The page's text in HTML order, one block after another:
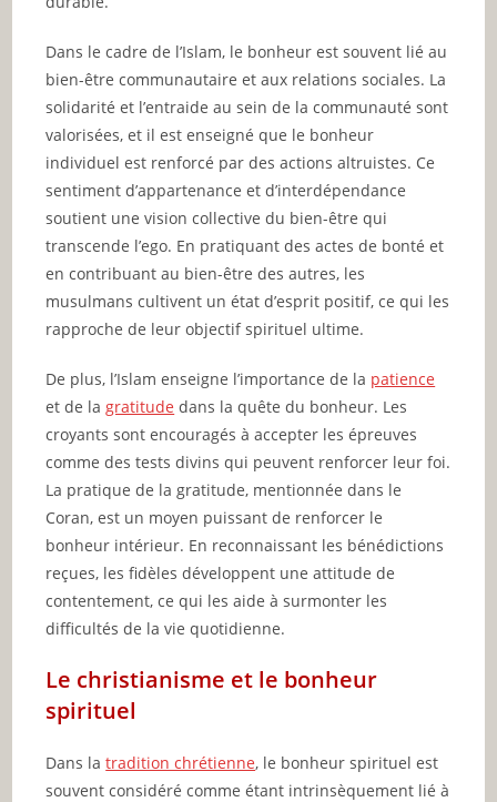
Dans le cadre de l’Islam, le bonheur est souvent lié au
bien-être communautaire et aux relations sociales. La
solidarité et l’entraide au sein de la communauté sont
valorisées, et il est enseigné que le bonheur
individuel est renforcé par des actions altruistes. Ce
sentiment d’appartenance et d’interdépendance
soutient une vision collective du bien-être qui
transcende l’ego. En pratiquant des actes de bonté et
en contribuant au bien-être des autres, les
musulmans cultivent un état d’esprit positif, ce qui les
rapproche de leur objectif spirituel ultime.
De plus, l’Islam enseigne l’importance de la patience
et de la gratitude dans la quête du bonheur. Les
croyants sont encouragés à accepter les épreuves
comme des tests divins qui peuvent renforcer leur foi.
La pratique de la gratitude, mentionnée dans le
Coran, est un moyen puissant de renforcer le
bonheur intérieur. En reconnaissant les bénédictions
reçues, les fidèles développent une attitude de
contentement, ce qui les aide à surmonter les
difficultés de la vie quotidienne.
Le christianisme et le bonheur
spirituel
Dans latradition chrétienne, le bonheur spirituel est
souvent considéré comme étant intrinsèquement lié à